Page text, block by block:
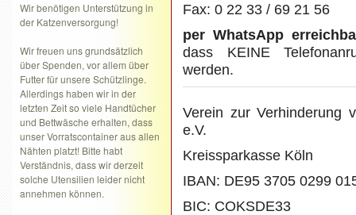
Wir benötigen Unterstützung in
der Katzenversorgung!
Wir freuen uns grundsätzlich
über Spenden, vor allem über
Futter für unsere Schützlinge.
Allerdings haben wir in der
letzten Zeit so viele Handtücher
und Bettwäsche erhalten, dass
unser Vorratscontainer aus allen
Nähten platzt! Bitte habt
Verständnis, dass wir derzeit
solche Utensilien leider nicht
annehmen können.
Fax: 0 22 33 / 69 21 56
per WhatsApp
dass KEINE
werden.
Verein zur Verhinderung
e.V.
Kreissparkasse Köln
IBAN: DE95 3705 0299
BIC: COKSDE33